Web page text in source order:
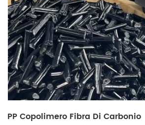
PP Copolimero Fibra Di Carbonio